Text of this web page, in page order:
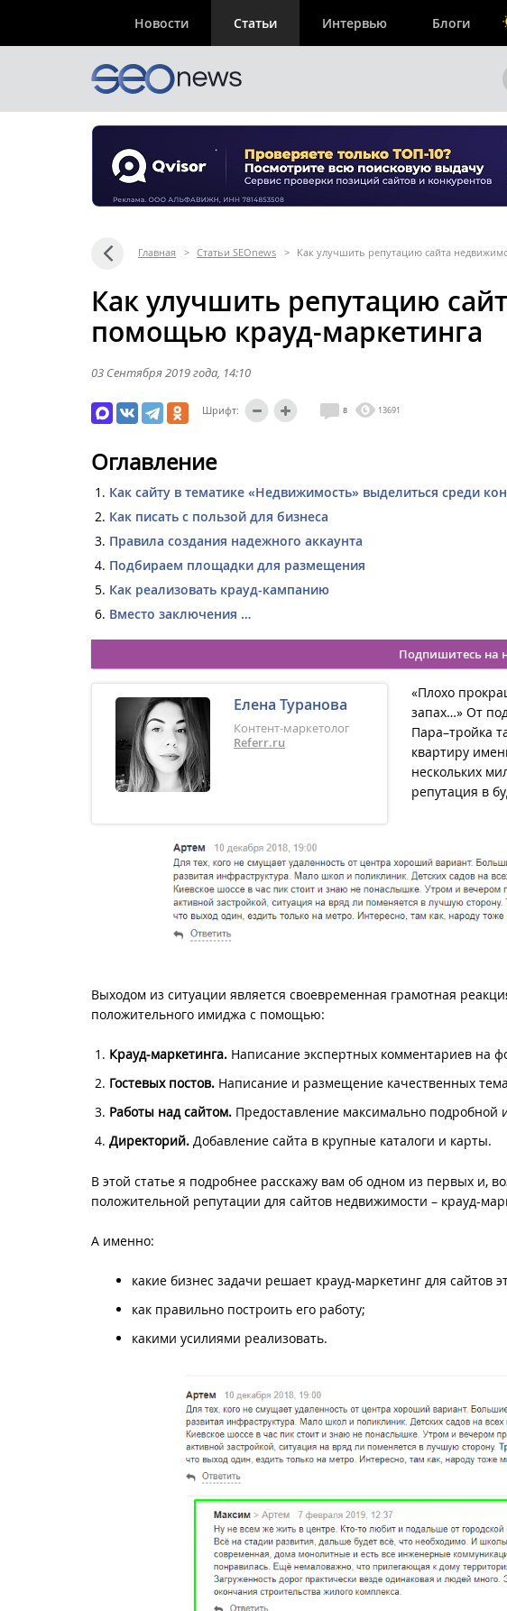
Новости Статьи Интервью Блоги
Главная > Статьи SEOnews > Как улучшить репутацию сайта
Как улучшить репутацию
помощью крауд-маркетинга
03 Сентября 2019 года , 14:10
Шрифт: 8 13691
Оглавление
Как сайту в тематике «Недвижимость» выделиться среди
Как писать с пользой для бизнеса
Правила создания надежного аккаунта
Подбираем площадки для размещения
Как реализовать крауд-кампанию
Вместо заключения …
Подпишитесь на
Елена Туранова
Контент-маркетолог
Referr.ru
«Плохо
запах…» От
Пара–тройка
квартиру
нескольких
репутация в
Выходом из ситуации является своевременная грамотная
положительного имиджа с помощью:
Крауд-маркетинга. Написание экспертных комментариев на
Гостевых постов. Написание и размещение качественных
Работы над сайтом. Предоставление максимально
Директорий. Добавление сайта в крупные каталоги и карты.
В этой статье я подробнее расскажу вам об одном из первых и,
положительной репутации для сайтов недвижимости – крауд-
А именно:
какие бизнес задачи решает крауд-маркетинг для сайтов
как правильно построить его работу;
какими усилиями реализовать.